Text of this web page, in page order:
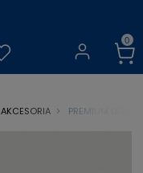
AKCESORIA PREMIUM